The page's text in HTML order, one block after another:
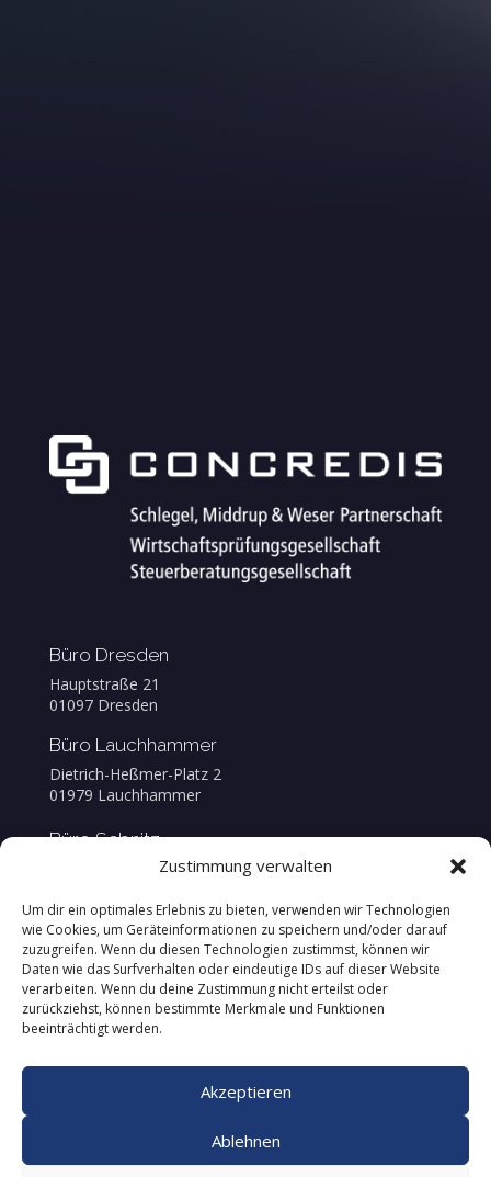
Zustimmung verwalten
Um dir ein optimales Erlebnis zu bieten, verwenden wir Technologien
wie Cookies, um Geräteinformationen zu speichern und/oder darauf
zuzugreifen. Wenn du diesen Technologien zustimmst, können wir
Daten wie das Surfverhalten oder eindeutige IDs auf dieser Website
verarbeiten. Wenn du deine Zustimmung nicht erteilst oder
zurückziehst, können bestimmte Merkmale und Funktionen
beeinträchtigt werden.
Akzeptieren
Ablehnen
Büro Dresden
Hauptstraße 21
01097 Dresden
Büro Lauchhammer
Dietrich-Heßmer-Platz 2
01979 Lauchhammer
Büro Sebnitz
Walther-Wolff-Straße 4